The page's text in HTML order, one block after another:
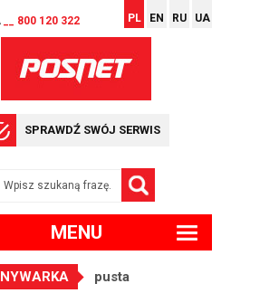
__ 800 120 322 PL EN RU UA
SPRAWDŹ SWÓJ SERWIS
MENU
pusta